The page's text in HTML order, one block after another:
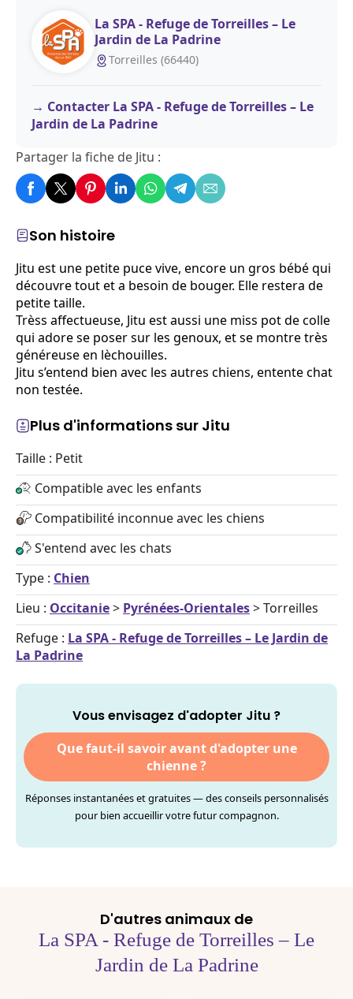
Son histoire
Jitu est une petite puce vive, encore un gros bébé qui
découvre tout et a besoin de bouger. Elle restera de
petite taille.
Trèss affectueuse, Jitu est aussi une miss pot de colle
qui adore se poser sur les genoux, et se montre très
généreuse en lèchouilles.
Jitu s’entend bien avec les autres chiens, entente chat
non testée.
Plus d'informations sur Jitu
Taille : Petit
Compatible avec les enfants
Compatibilité inconnue avec les chiens
S'entend avec les chats
Type : Chien
Lieu : Occitanie> Pyrénées-Orientales> Torreilles
Refuge : La SPA - Refuge de Torreilles – Le Jardin de
La Padrine
Vous envisagez d'adopter Jitu ?
Que faut-il savoir avant d'adopter une
chienne ?
Réponses instantanées et gratuites — des conseils personnalisés
pour bien accueillir votre futur compagnon.
La SPA - Refuge de Torreilles – Le
Jardin de La Padrine
Torreilles (66440)
Contacter La SPA - Refuge de Torreilles – Le
Jardin de La Padrine
Partager la fiche de Jitu :
D'autres animaux de
La SPA - Refuge de Torreilles – Le
Jardin de La Padrine